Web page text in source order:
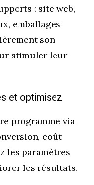
: site web,
emballages
son
stimuler leur
et optimisez
programme via
coût
les paramètres
les résultats.